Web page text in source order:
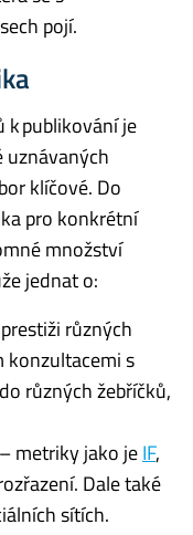
pojí.
k publikování je
uznávaných
klíčové. Do
pro konkrétní
množství
jednat o:
různých
konzultacemi s
různých žebříčků,
metriky jako jeIF,
Dale také
sítích.